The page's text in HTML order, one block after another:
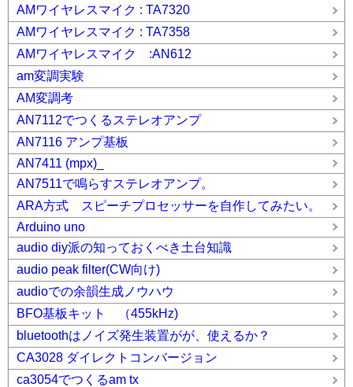
AMワイヤレスマイク : TA7320
AMワイヤレスマイク : TA7358
AMワイヤレスマイク :AN612
am変調実験
AM変調考
AN7112でつくるステレオアンプ
AN7116 アンプ基板
AN7411 (mpx)_
AN7511で鳴らすステレオアンプ。
ARA方式 スピーチプロセッサーを自作してみたい。
Arduino uno
audio diy派の知っておくべき土台知識
audio peak filter(CW向け)
audioでの余韻生成ノウハウ
BFO基板キット （455kHz)
bluetoothはノイズ発生装置がが、使えるか？
CA3028 ダイレクトコンバージョン
ca3054でつくるam tx